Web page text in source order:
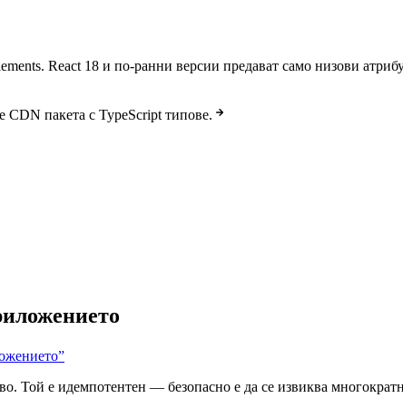
React 18 и по-ранни версии предават само низови
CDN пакета с TypeScript типове.
Той е идемпотентен — безопасно е да се извиква